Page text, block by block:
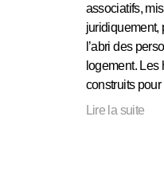
associatifs,
juridiquement,
l’abri des
logement. Les
construits
Lire la suite